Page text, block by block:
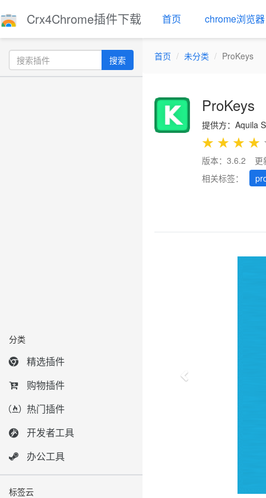
Crx4Chrome插件下载 首页 chrome浏览器
搜索
分类
精选插件
购物插件
热门插件
开发者工具
办公工具
标签云
首页 未分类 ProKeys
ProKeys
提供方：Aquila
★ ★ ★ ★
版本：3.6.2
更
相关标签：